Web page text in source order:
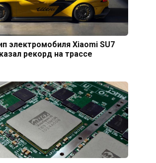
электромобиля Xiaomi SU7
рекорд на трассе